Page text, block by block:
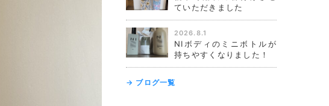
ていただきました
2026.8.1
NIボディのミニボトルが
持ちやすくなりました！
→ ブログ一覧